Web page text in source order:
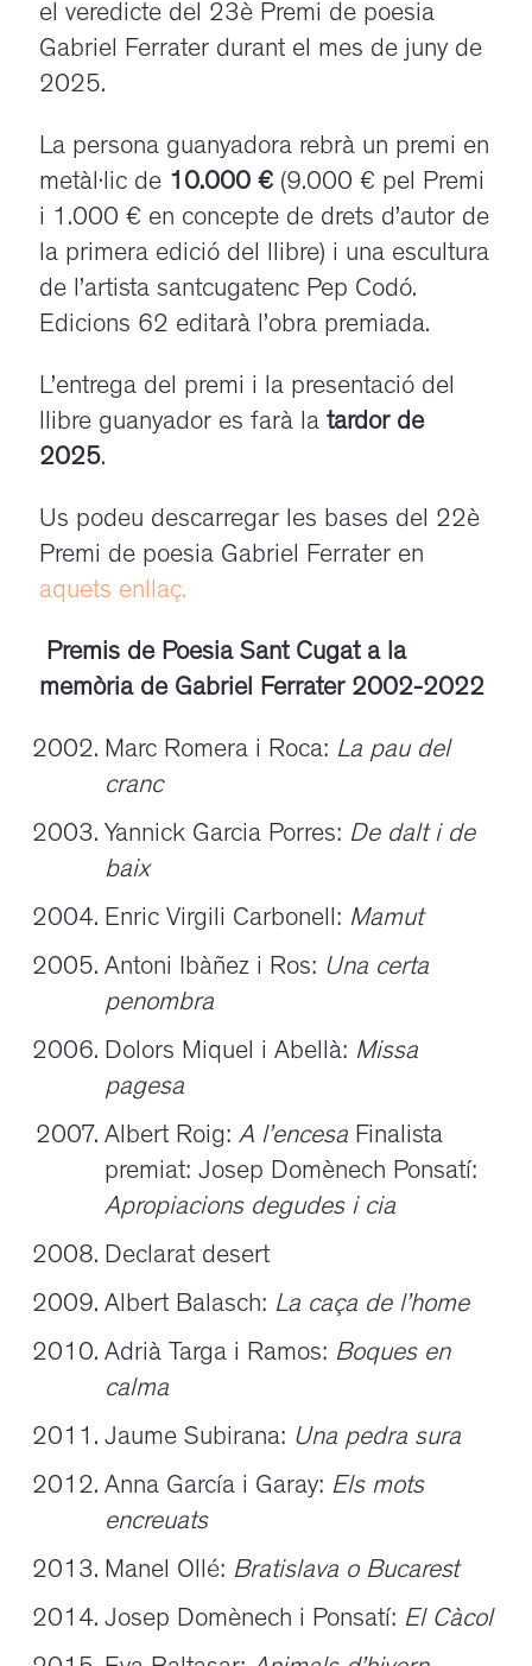
el veredicte del 23è Premi de poesia
Gabriel Ferrater durant el mes de juny de
2025.
La persona guanyadora rebrà un premi en
metàl·lic de 10.000 € (9.000 € pel Premi
i 1.000 € en concepte de drets d’autor de
la primera edició del llibre) i una escultura
de l’artista santcugatenc Pep Codó.
Edicions 62 editarà l’obra premiada.
L’entrega del premi i la presentació del
llibre guanyador es farà la tardor de
2025.
Us podeu descarregar les bases del 22è
Premi de poesia Gabriel Ferrater en
aquets enllaç.
Premis de Poesia Sant Cugat a la
memòria de Gabriel Ferrater 2002-2022
Marc Romera i Roca: La pau del
cranc
Yannick Garcia Porres: De dalt i de
baix
Enric Virgili Carbonell: Mamut
Antoni Ibàñez i Ros: Una certa
penombra
Dolors Miquel i Abellà: Missa
pagesa
Albert Roig: A l’encesa Finalista
premiat: Josep Domènech Ponsatí:
Apropiacions degudes i cia
Declarat desert
Albert Balasch: La caça de l’home
Adrià Targa i Ramos: Boques en
calma
Jaume Subirana: Una pedra sura
Anna García i Garay: Els mots
encreuats
Manel Ollé: Bratislava o Bucarest
Josep Domènech i Ponsatí: El Càcol